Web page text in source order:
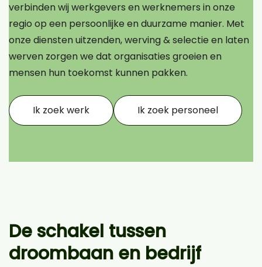
verbinden wij werkgevers en werknemers in onze
regio op een persoonlijke en duurzame manier. Met
onze diensten uitzenden, werving & selectie en laten
werven zorgen we dat organisaties groeien en
mensen hun toekomst kunnen pakken.
Ik zoek werk Ik zoek personeel
De schakel tussen
droombaan en bedrijf